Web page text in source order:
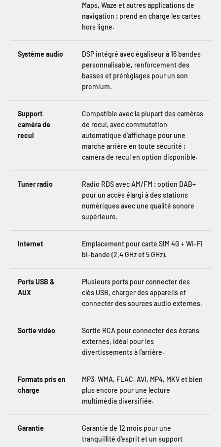
Maps, Waze et autres applications de
navigation ; prend en charge les cartes
hors ligne.
Système audio
DSP intégré avec égaliseur à 16 bandes
personnalisable, renforcement des
basses et préréglages pour un son
premium.
Support
caméra de
recul
Compatible avec la plupart des caméras
de recul, avec commutation
automatique d'affichage pour une
marche arrière en toute sécurité ;
caméra de recul en option disponible.
Tuner radio
Radio RDS avec AM/FM ; option DAB+
pour un accès élargi à des stations
numériques avec une qualité sonore
supérieure.
Internet
Emplacement pour carte SIM 4G + Wi-Fi
bi-bande (2,4 GHz et 5 GHz).
Ports USB &
AUX
Plusieurs ports pour connecter des
clés USB, charger des appareils et
connecter des sources audio externes.
Sortie vidéo
Sortie RCA pour connecter des écrans
externes, idéal pour les
divertissements à l’arrière.
Formats pris en
charge
MP3, WMA, FLAC, AVI, MP4, MKV et bien
plus encore pour une lecture
multimédia diversifiée.
Garantie
Garantie de 12 mois pour une
tranquillité d'esprit et un support